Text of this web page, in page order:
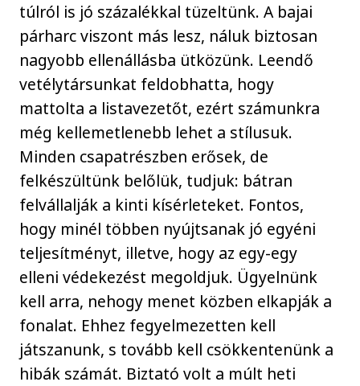
túlról is jó százalékkal tüzeltünk. A bajai
párharc viszont más lesz, náluk biztosan
nagyobb ellenállásba ütközünk. Leendő
vetélytársunkat feldobhatta, hogy
mattolta a listavezetőt, ezért számunkra
még kellemetlenebb lehet a stílusuk.
Minden csapatrészben erősek, de
felkészültünk belőlük, tudjuk: bátran
felvállalják a kinti kísérleteket. Fontos,
hogy minél többen nyújtsanak jó egyéni
teljesítményt, illetve, hogy az egy-egy
elleni védekezést megoldjuk. Ügyelnünk
kell arra, nehogy menet közben elkapják a
fonalat. Ehhez fegyelmezetten kell
játszanunk, s tovább kell csökkentenünk a
hibák számát. Biztató volt a múlt heti